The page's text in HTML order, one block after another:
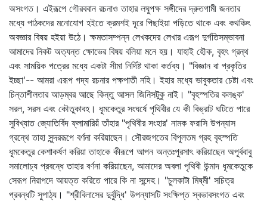
অসংগত। এইরূপে গৌরববান রচনাও তাহার লঘুপক্ষ সঙ্গীদের দ্রুতগামী জনতার
মধ্যে পাঠকদের মনোযোগ হইতে ক্রমশই দূরে পিছাইয়া পড়িতে থাকে এবং কথঞ্চিৎ
অবজ্ঞার বিষয় হইয়া উঠে। ক্ষমতাসম্পন্ন লেখকদের লেখার এরূপ দুর্গতিসম্ভাবনা
আমাদের নিকট অত্যন্ত ক্ষোভের বিষয় বলিয়া মনে হয়। যাহাই হৌক, বৃহৎ গ্রন্থ
এবং সাময়িক পত্রের মধ্যে একটা সীমা নির্দিষ্ট থাকা কর্তব্য। "বিজ্ঞান বা প্রকৃতির
ইচ্ছা'-- আমরা এরূপ গদ্য রচনার পক্ষপাতী নহি। ইহার মধ্যে ভাবুকতার চেষ্টা এবং
চিন্তাশীলতার আড়ম্বর আছে কিন্তু আসল জিনিসটুকু নাই। "বৃহস্পতির কলঙ্ক'
সরল, সরস এবং কৌতুকাবহ। ধূমকেতুর সংঘর্ষে পৃথিবীর যে কী বিভ্রাট ঘটিতে পারে
সুবিখ্যাত জ্যোতির্বিদ ফ্লামারিয়ঁ তাঁহার "পৃথিবীর সংহার' নামক ফরাসি উপন্যাস
গ্রন্থে তাহা সুন্দররূপে বর্ণনা করিয়াছেন। সৌরজগতের বিপুলতম গ্রহ বৃহস্পতি
ধূমকেতুর কেশাকর্ষণ করিয়া তাহাকে কীরূপে আপন অন্তঃপুরসাৎ করিয়াছেন অপূর্ববাবু
সমালোচ্য প্রবন্ধে তাহার বর্ণনা করিয়াছেন, আমাদের অবলা পৃথিবী উন্মাদ ধূমকেতুকে
সেরূপ নিরাপদে আয়ত্ত করিতে পারে কি না সন্দেহ। "চুলকাটা মিষ্‌মী' সচিত্র
প্রবন্ধটি সুপাঠ্য। "শ্রীবিলাসের দুর্বুদ্ধি' উপন্যাসটি সংক্ষিপ্ত স্বভাবসংগত এবং